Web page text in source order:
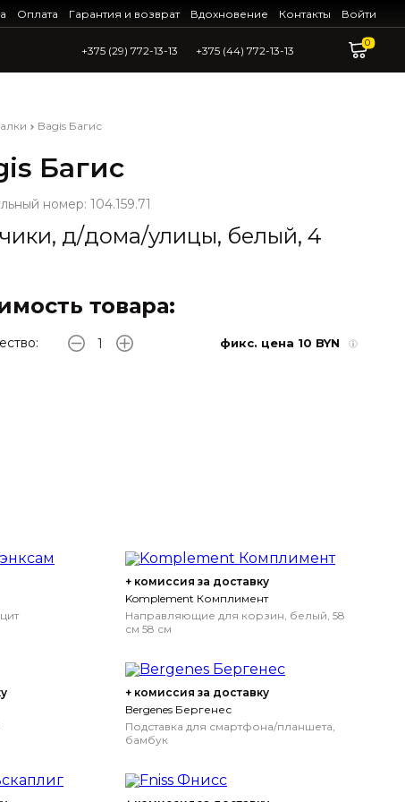
Оплата Гарантия и возврат Вдохновение Контакты Войти
+375 (29) 772-13-13 +375 (44) 772-13-13
0
Bagis Багис
Багис
номер: 104.159.71
д/дома/улицы, белый, 4
товара:
фикс. цена 10 BYN
+ комиссия за доставку
Komplement Комплимент
Направляющие для корзин, белый, 58
см 58 см
+ комиссия за доставку
Bergenes Бергенес
Подставка для смартфона/планшета,
бамбук